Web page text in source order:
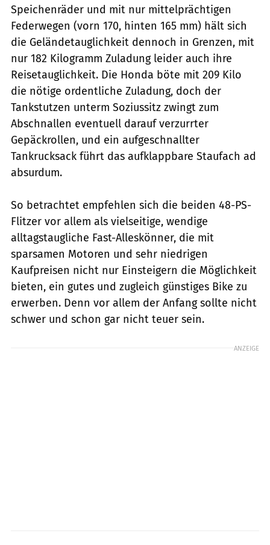
Speichenräder und mit nur mittelprächtigen
Federwegen (vorn 170, hinten 165 mm) hält sich
die Geländetauglichkeit dennoch in Grenzen, mit
nur 182 Kilogramm Zuladung leider auch ihre
Reisetauglichkeit. Die Honda böte mit 209 Kilo
die nötige ordentliche Zuladung, doch der
Tankstutzen unterm Soziussitz zwingt zum
Abschnallen eventuell darauf verzurrter
Gepäckrollen, und ein aufgeschnallter
Tankrucksack führt das aufklappbare Staufach ad
absurdum.
So betrachtet empfehlen sich die beiden 48-PS-
Flitzer vor allem als vielseitige, wendige
alltagstaugliche Fast-Alleskönner, die mit
sparsamen Motoren und sehr niedrigen
Kaufpreisen nicht nur Einsteigern die Möglichkeit
bieten, ein gutes und zugleich günstiges Bike zu
erwerben. Denn vor allem der Anfang sollte nicht
schwer und schon gar nicht teuer sein.
ANZEIGE